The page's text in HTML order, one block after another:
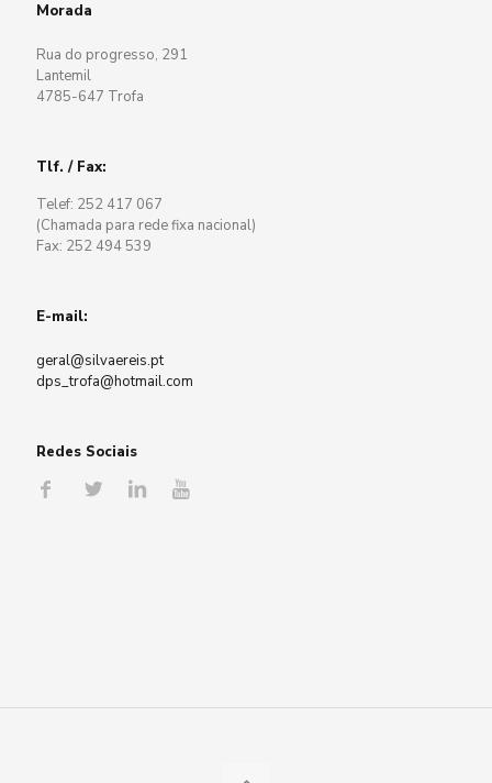
Morada
Rua do progresso, 291
Lantemil
4785-647 Trofa
Tlf. / Fax:
Telef: 252 417 067
(Chamada para rede fixa nacional)
Fax: 252 494 539
E-mail:
geral@silvaereis.pt
dps_trofa@hotmail.com
Redes Sociais